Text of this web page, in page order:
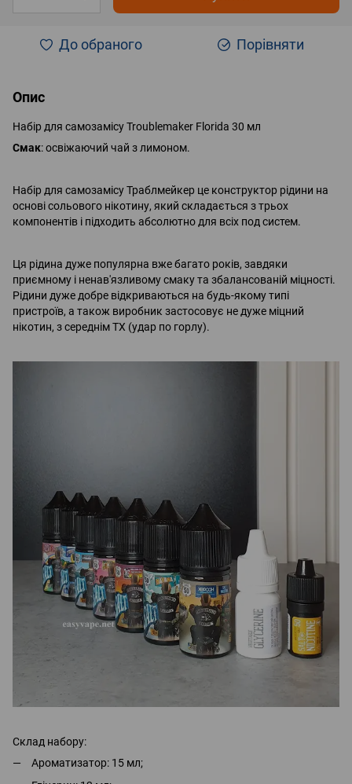
До обраного Порівняти
Опис
Набір для самозамісу Troublemaker Florida 30 мл
Смак: освіжаючий чай з лимоном.
Набір для самозамісу Траблмейкер це конструктор рідини на
основі сольового нікотину, який складається з трьох
компонентів і підходить абсолютно для всіх под систем.
Ця рідина дуже популярна вже багато років, завдяки
приємному і ненав'язливому смаку та збалансованій міцності.
Рідини дуже добре відкриваються на будь-якому типі
пристроїв, а також виробник застосовує не дуже міцний
нікотин, з середнім ТХ (удар по горлу).
Склад набору:
Ароматизатор: 15 мл;